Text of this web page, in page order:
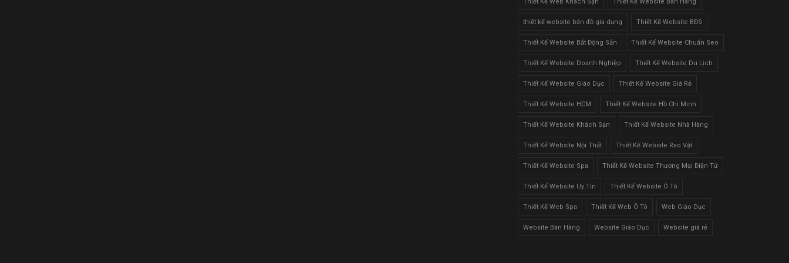
thiết kế website bán đồ gia dụng Thiết Kế Website BĐS
Thiết Kế Website Bất Động Sản Thiết Kế Website Chuẩn Seo
Thiết Kế Website Doanh Nghiệp Thiết Kế Website Du Lịch
Thiết Kế Website Giáo Dục Thiết Kế Website Giá Rẻ
Thiết Kế Website HCM Thiết Kế Website Hồ Chí Minh
Thiết Kế Website Khách Sạn Thiết Kế Website Nhà Hàng
Thiết Kế Website Nội Thất Thiết Kế Website Rao Vặt
Thiết Kế Website Spa Thiết Kế Website Thương Mại Điện Tử
Thiết Kế Website Uy Tín Thiết Kế Website Ô Tô
Thiết Kế Web Spa Thiết Kế Web Ô Tô Web Giáo Dục
Website Bán Hàng Website Giáo Dục Website giá rẻ